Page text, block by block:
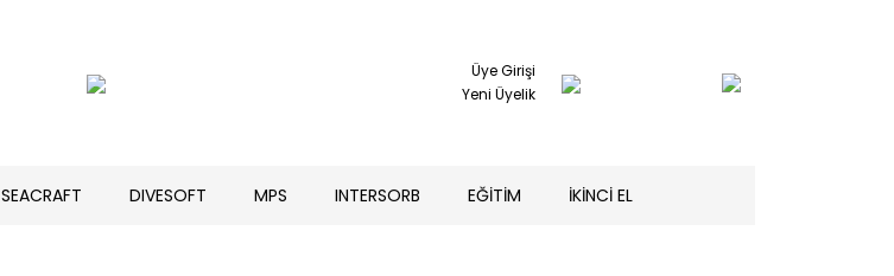
Üye Girişi
Yeni Üyelik
SEACRAFT DIVESOFT MPS INTERSORB EĞİTİM İKİNCİ EL